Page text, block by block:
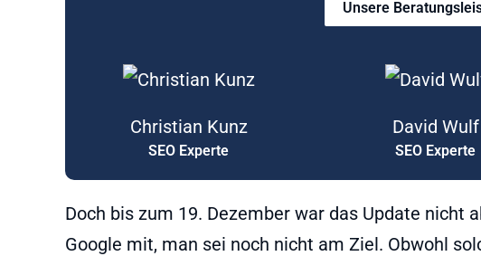
Unsere
Christian Kunz
SEO Experte
David Wulf
SEO Experte
Doch bis zum 19. Dezember war das Update nicht
Google mit, man sei noch nicht am Ziel. Obwohl